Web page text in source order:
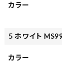
カラー
5 ホワイト
カラー